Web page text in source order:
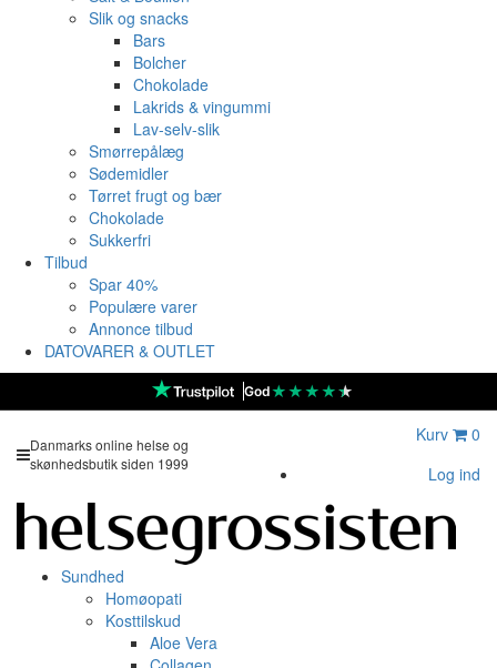
Slik og snacks
Bars
Bolcher
Chokolade
Lakrids & vingummi
Lav-selv-slik
Smørrepålæg
Sødemidler
Tørret frugt og bær
Chokolade
Sukkerfri
Tilbud
Spar 40%
Populære varer
Annonce tilbud
DATOVARER & OUTLET
God★★★★★
Danmarks online helse og
skønhedsbutik siden 1999
Kurv
0
Log ind
Sundhed
Homøopati
Kosttilskud
Aloe Vera